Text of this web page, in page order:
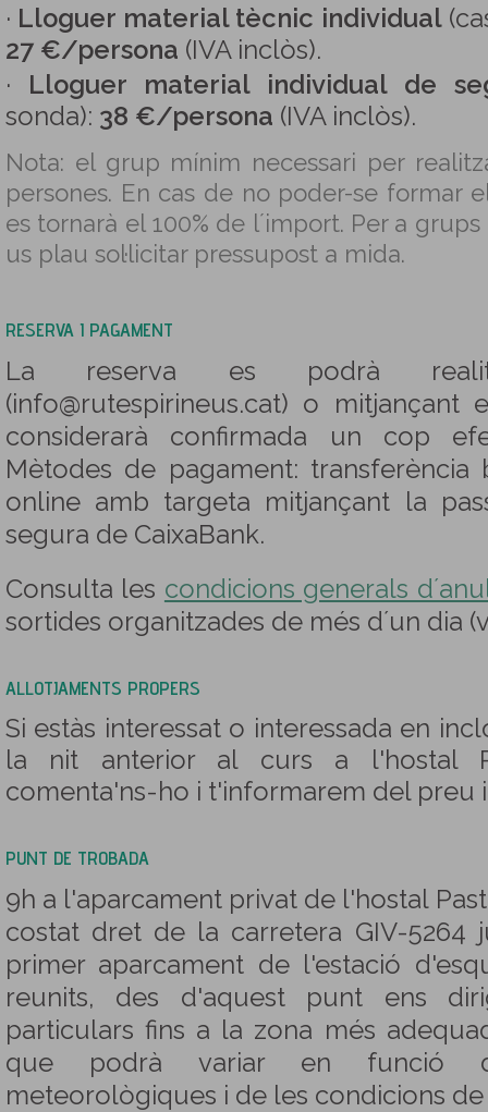
· Lloguer material tècnic individual
27 €/persona (IVA inclòs).
· Lloguer material individual de
sonda): 38 €/persona (IVA inclòs).
Nota: el grup mínim necessari per
persones. En cas de no poder-se formar
es tornarà el 100% de l´import. Per a
us plau sol·licitar pressupost a mida.
RESERVA I PAGAMENT
La reserva es podrà
(info@rutespirineus.cat) o
considerarà confirmada un cop
Mètodes de pagament: transferència
online amb targeta mitjançant la
segura de CaixaBank.
Consulta les condicions generals
sortides organitzades de més d´un dia
ALLOTJAMENTS PROPERS
Si estàs interessat o interessada en
la nit anterior al curs a l'hostal
comenta'ns-ho i t'informarem del preu
PUNT DE TROBADA
9h a l'aparcament privat de l'hostal
costat dret de la carretera GIV-5264
primer aparcament de l'estació
reunits, des d'aquest punt ens
particulars fins a la zona més
que podrà variar en funció
meteorològiques i de les condicions de